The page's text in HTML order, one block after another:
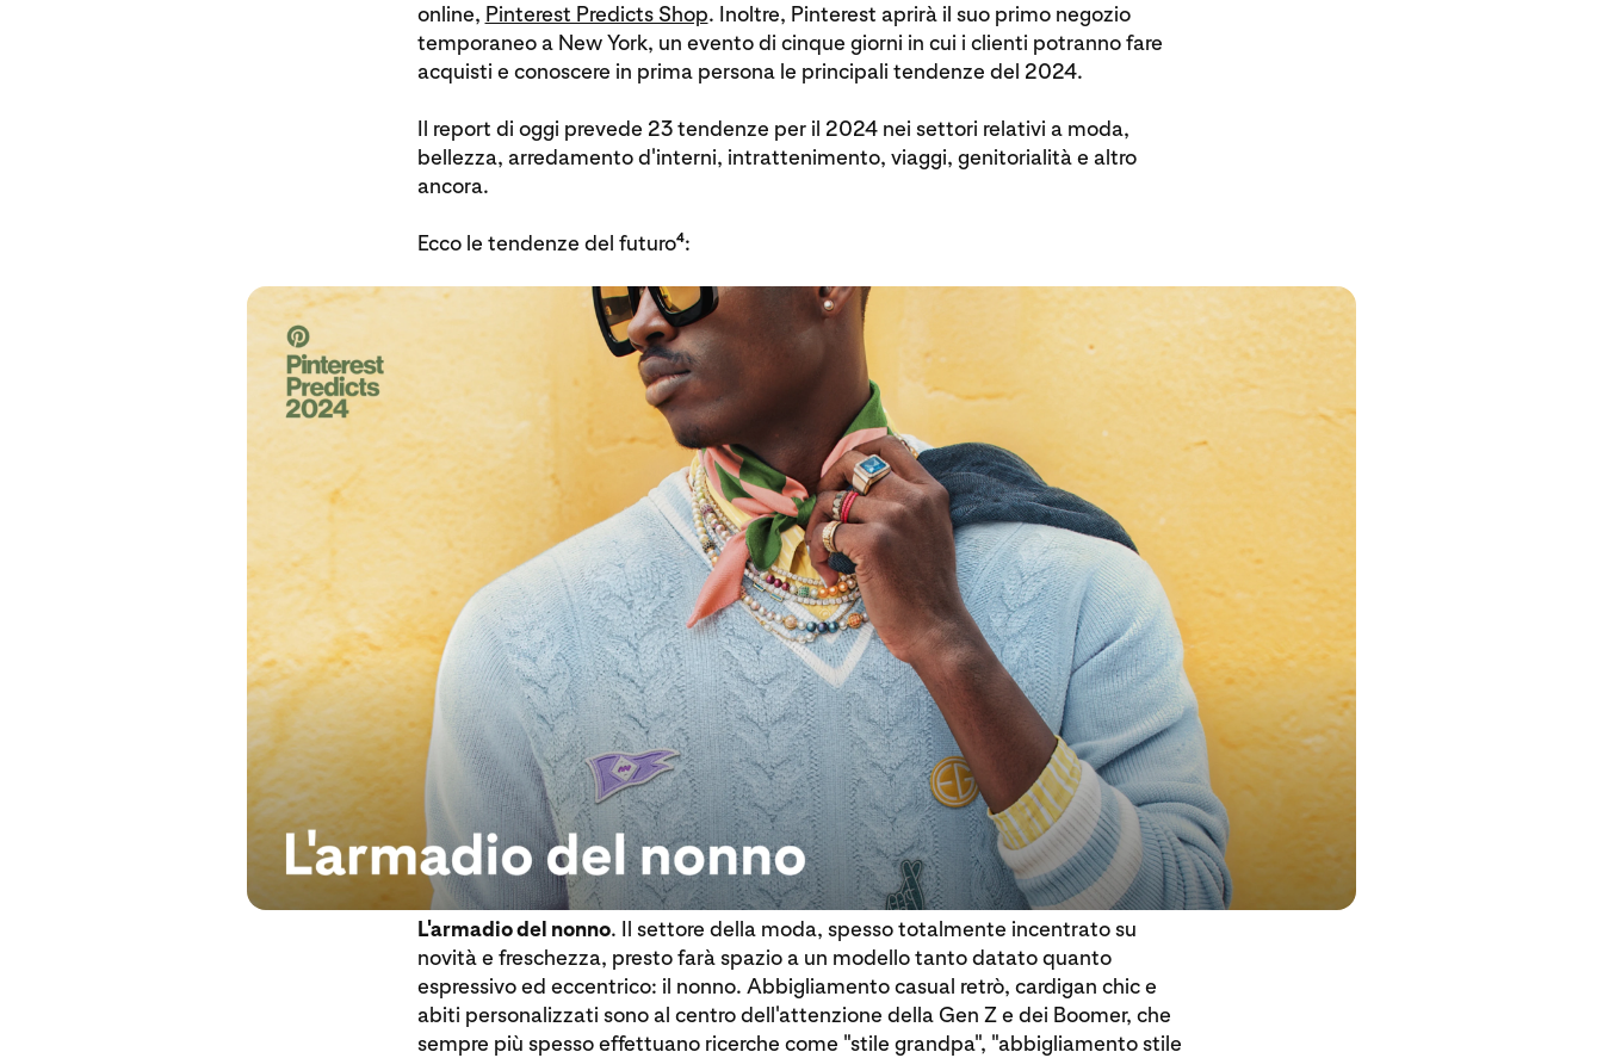
online, Pinterest Predicts Shop. Inoltre, Pinterest aprirà il suo primo negozio
temporaneo a New York, un evento di cinque giorni in cui i clienti potranno fare
acquisti e conoscere in prima persona le principali tendenze del 2024.
Il report di oggi prevede 23 tendenze per il 2024 nei settori relativi a moda,
bellezza, arredamento d'interni, intrattenimento, viaggi, genitorialità e altro
ancora.
Ecco le tendenze del futuro4:
L'armadio del nonno. Il settore della moda, spesso totalmente incentrato su
novità e freschezza, presto farà spazio a un modello tanto datato quanto
espressivo ed eccentrico: il nonno. Abbigliamento casual retrò, cardigan chic e
abiti personalizzati sono al centro dell'attenzione della Gen Z e dei Boomer, che
sempre più spesso effettuano ricerche come "stile grandpa", "abbigliamento stile